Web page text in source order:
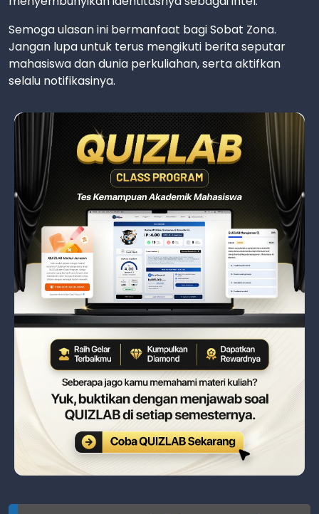
Semoga ulasan ini bermanfaat bagi Sobat Zona.
Jangan lupa untuk terus mengikuti berita seputar
mahasiswa dan dunia perkuliahan, serta aktifkan
selalu notifikasinya.